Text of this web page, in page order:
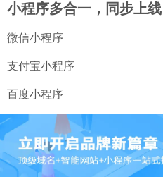
小程序多合一，同步上线
微信小程序
支付宝小程序
百度小程序